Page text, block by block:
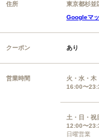
住所
東京都杉並
Googleマ
クーポン あり
営業時間
火・水・木
16:00〜
土・日・祝
12:00〜
日曜営業